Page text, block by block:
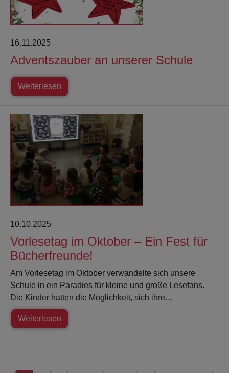
16.11.2025
Adventszauber an unserer Schule
Weiterlesen
10.10.2025
Vorlesetag im Oktober – Ein Fest für
Bücherfreunde!
Am Vorlesetag im Oktober verwandelte sich unsere
Schule in ein Paradies für kleine und große Lesefans.
Die Kinder hatten die Möglichkeit, sich ihre…
Weiterlesen